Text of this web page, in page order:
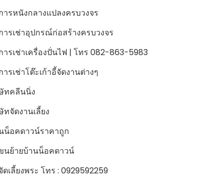
ารหนังกลางแปลงครบวงจร
ารเช่าอุปกรณ์ก่อสร้างครบวงจร
ารเช่าเครื่องปั่นไฟ | โทร 082-863-5983
ารเช่าโต๊ะเก้าอี้จัดงานต่างๆ
ทคลีนนิ่ง
ทจัดงานเลี้ยง
น็อคดาวน์ราคาถูก
นย้ายบ้านน็อคดาวน์
ดเลี้ยงพระ โทร : 0929592259